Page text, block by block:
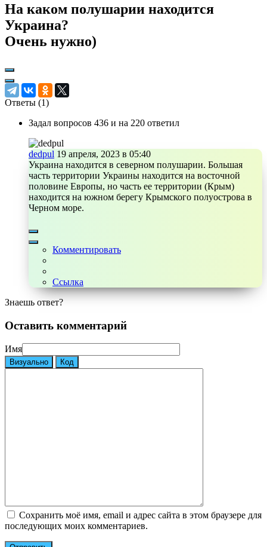
На каком полушарии находится
Украина?
Очень нужно)
Ответы (1)
Задал вопросов 436 и на 220 ответил
dedpul 19 апреля, 2023 в 05:40
Украина находится в северном полушарии. Большая
часть территории Украины находится на восточной
половине Европы, но часть ее территории (Крым)
находится на южном берегу Крымского полуострова в
Черном море.
Комментировать
Ссылка
Знаешь ответ?
Оставить комментарий
Имя
Визуально Код
Сохранить моё имя, email и адрес сайта в этом браузере для
последующих моих комментариев.